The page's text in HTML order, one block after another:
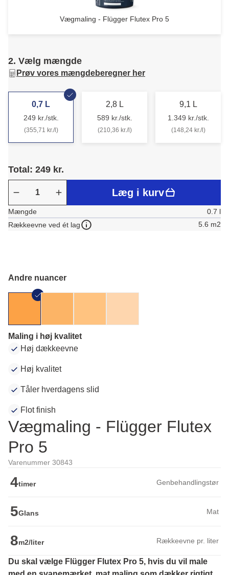
Vægmaling - Flügger Flutex Pro 5
2. Vælg mængde
Prøv vores mængdeberegner her
0,7 L
249 kr./stk.
(355,71 kr./l)
2,8 L
589 kr./stk.
(210,36 kr./l)
9,1 L
1.349 kr./stk.
(148,24 kr./l)
Total: 249 kr.
Læg i kurv
Mængde
0.7 l
Rækkeevne ved ét lag
5.6 m2
Andre nuancer
Maling i høj kvalitet
Høj dækkeevne
Høj kvalitet
Tåler hverdagens slid
Flot finish
Vægmaling - Flügger Flutex
Pro 5
Varenummer 30843
4timer Genbehandlingstør
5Glans Mat
8m2/liter Rækkeevne pr. liter
Du skal vælge Flügger Flutex Pro 5, hvis du vil male